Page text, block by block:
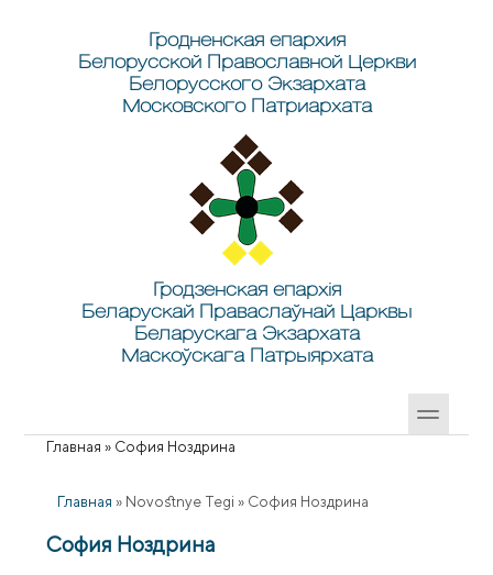
Гродненская епархия
Белорусской Православной Церкви
Белорусского Экзархата
Московского Патриархата
Гродзенская епархія
Беларускай Праваслаўнай Царквы
Беларускага Экзархата
Маскоўскага Патрыярхата
Главная » София Ноздрина
Главная » Novostnye Tegi » София Ноздрина
София Ноздрина